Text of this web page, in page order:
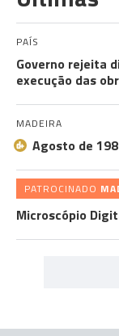
PAÍS
Governo rejeita
execução das
MADEIRA
Agosto de
PATROCINADO
Microscópio